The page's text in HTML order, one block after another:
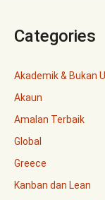
Categories
Akademik & Bukan
Akaun
Amalan Terbaik
Global
Greece
Kanban dan Lean